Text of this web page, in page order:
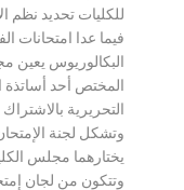
للكليات تحديد نظم
فيما عدا امتحانات
البكالوريوس يعين
المختص أحد أساتذة
التحريرية بالاشتراك
وتشكل لجنة
يختارهما مجلس
وتتكون من لجان